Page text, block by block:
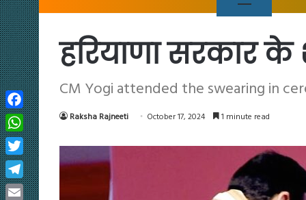
हरियाणा सरकार के
CM Yogi attended the swearing in
Raksha Rajneeti October 17, 2024 1 minute read
Facebook
WhatsApp
Twitter
Telegram